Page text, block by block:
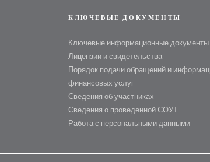
КЛЮЧЕВЫЕ ДОКУМЕНТЫ
Ключевые информационные документы
Лицензии и свидетельства
Порядок подачи обращений и
финансовых услуг
Сведения об участниках
Сведения о проведенной СОУТ
Работа с персональными данными